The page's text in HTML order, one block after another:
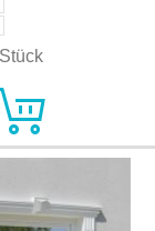
Stück